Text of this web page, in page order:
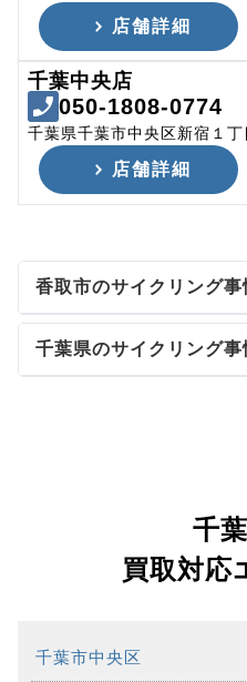
店舗詳細
千葉中央店
050-1808-0774
千葉県千葉市中央区新宿１丁
店舗詳細
香取市のサイクリング事
千葉県のサイクリング事
千
買取対応
千葉市中央区